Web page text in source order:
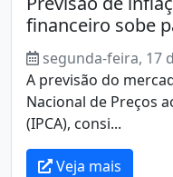
financeiro sobe
segunda-feira, 17
A previsão do
Nacional de Preços
(IPCA), consi...
Veja mais